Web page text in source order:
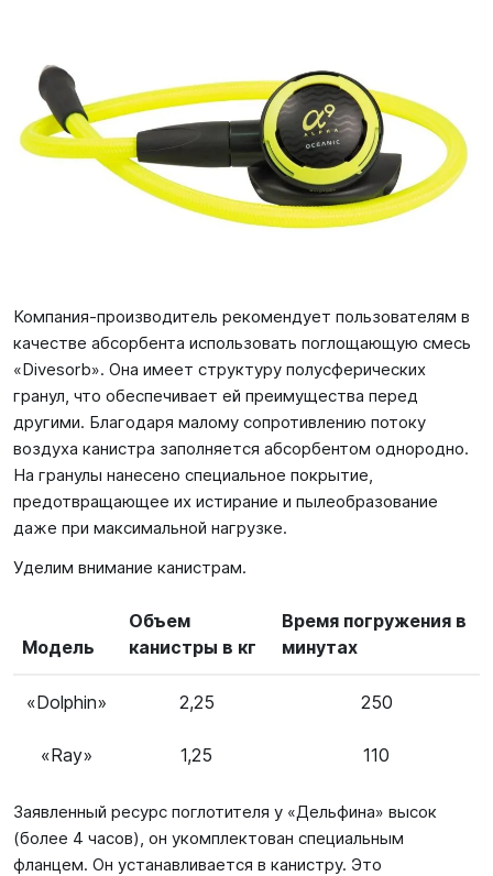
Компания-производитель рекомендует пользователям в
качестве абсорбента использовать поглощающую смесь
«Divesorb». Она имеет структуру полусферических
гранул, что обеспечивает ей преимущества перед
другими. Благодаря малому сопротивлению потоку
воздуха канистра заполняется абсорбентом однородно.
На гранулы нанесено специальное покрытие,
предотвращающее их истирание и пылеобразование
даже при максимальной нагрузке.
Уделим внимание канистрам.
Модель
Объем
канистры в кг
Время погружения в
минутах
«Dolphin» 2,25 250
«Ray» 1,25 110
Заявленный ресурс поглотителя у «Дельфина» высок
(более 4 часов), он укомплектован специальным
фланцем. Он устанавливается в канистру. Это